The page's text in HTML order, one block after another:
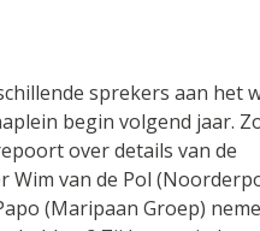
sprekers aan het
begin volgend jaar.
over details van de
Wim van de Pol
(Maripaan Groep)